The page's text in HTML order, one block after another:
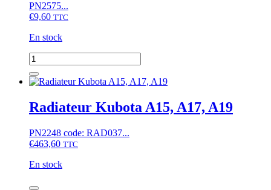
PN2575...
€9,60 TTC
En stock
quantité
de
Bouchon
Universel
(diamètre
mm)
Radiateur Kubota A15, A17, A19
PN2248 code: RAD037...
€463,60 TTC
En stock
quantité